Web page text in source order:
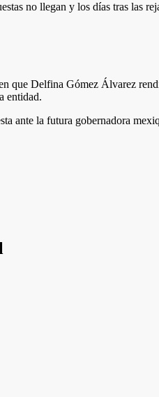
no llegan y los días tras las
que Delfina Gómez Álvarez
entidad.
ante la futura gobernadora